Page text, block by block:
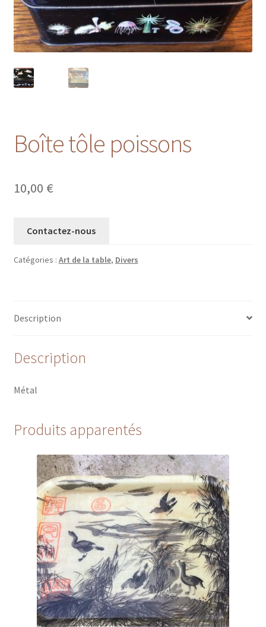
Boîte tôle poissons
10,00 €
Contactez-nous
Catégories : Art de la table, Divers
Description
Description
Métal
Produits apparentés